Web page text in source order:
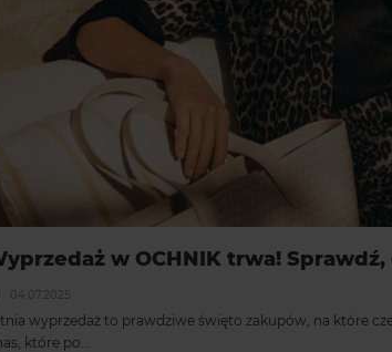
w OCHNIK trwa!
04.07.2025
wyprzedaż to prawdziwe święto zakupów, na które
które po…